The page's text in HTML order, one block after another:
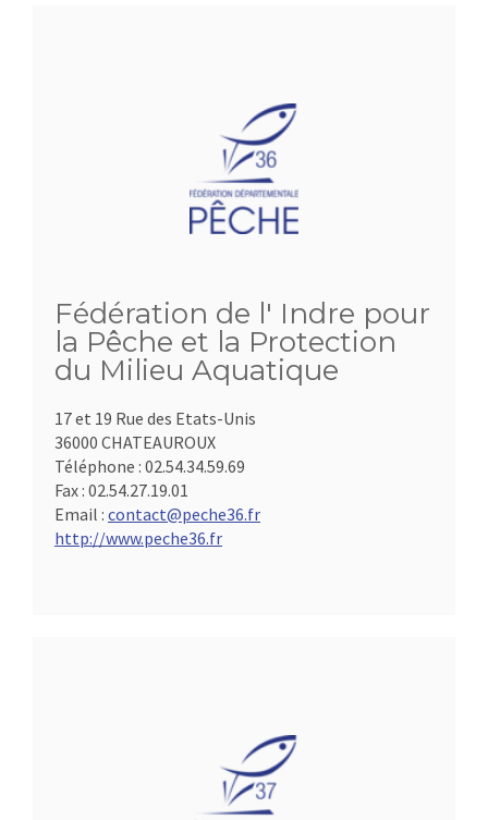
Fédération de l' Indre pour
la Pêche et la Protection
du Milieu Aquatique
17 et 19 Rue des Etats-Unis
36000 CHATEAUROUX
Téléphone : 02.54.34.59.69
Fax : 02.54.27.19.01
Email : contact@peche36.fr
http://www.peche36.fr